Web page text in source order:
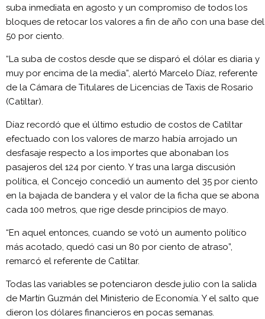
suba inmediata en agosto y un compromiso de todos los
bloques de retocar los valores a fin de año con una base del
50 por ciento.
“La suba de costos desde que se disparó el dólar es diaria y
muy por encima de la media”, alertó Marcelo Díaz, referente
de la Cámara de Titulares de Licencias de Taxis de Rosario
(Catiltar).
Díaz recordó que el último estudio de costos de Catiltar
efectuado con los valores de marzo había arrojado un
desfasaje respecto a los importes que abonaban los
pasajeros del 124 por ciento. Y tras una larga discusión
política, el Concejo concedió un aumento del 35 por ciento
en la bajada de bandera y el valor de la ficha que se abona
cada 100 metros, que rige desde principios de mayo.
“En aquel entonces, cuando se votó un aumento político
más acotado, quedó casi un 80 por ciento de atraso”,
remarcó el referente de Catiltar.
Todas las variables se potenciaron desde julio con la salida
de Martín Guzmán del Ministerio de Economía. Y el salto que
dieron los dólares financieros en pocas semanas.